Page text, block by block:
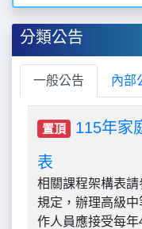
分類公告
一般公告 內部
置頂
115年家
表
相關課程架構表
規定，辦理高級
作人員應接受每年